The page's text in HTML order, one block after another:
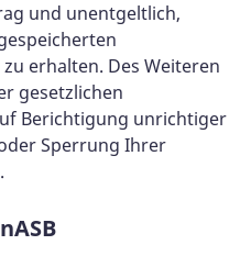
und unentgeltlich,
erhalten. Des Weiteren
gesetzlichen
Berichtigung unrichtiger
Sperrung Ihrer